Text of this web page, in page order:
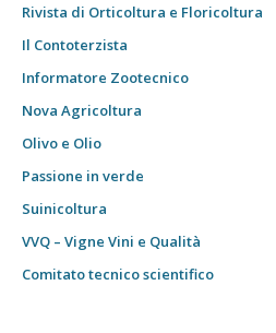
Rivista di Orticoltura e Floricoltura
Il Contoterzista
Informatore Zootecnico
Nova Agricoltura
Olivo e Olio
Passione in verde
Suinicoltura
VVQ – Vigne Vini e Qualità
Comitato tecnico scientifico